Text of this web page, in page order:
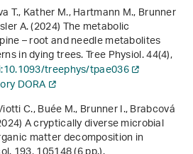
T., Kather M., Hartmann M., Brunner
A. (2024) The metabolic
– root and needle metabolites
in dying trees. Tree Physiol.44(4),
treephys/tpae036
DORA
C., Buée M., Brunner I., Brabcová
A cryptically diverse microbial
matter decomposition in